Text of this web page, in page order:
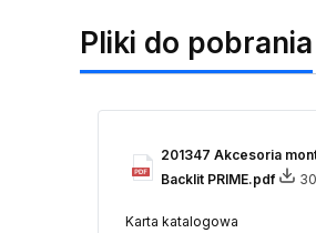
Pliki do pobrania
201347 Akcesoria
Backlit PRIME.pdf
Karta katalogowa